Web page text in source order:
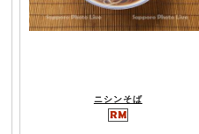
ニシンそば